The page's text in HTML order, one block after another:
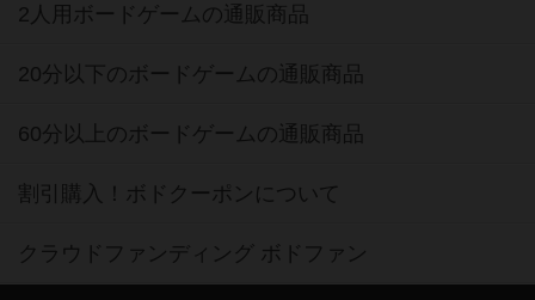
2人用ボードゲームの通販商品
20分以下のボードゲームの通販商品
60分以上のボードゲームの通販商品
割引購入！ボドクーポンについて
クラウドファンディング ボドファン